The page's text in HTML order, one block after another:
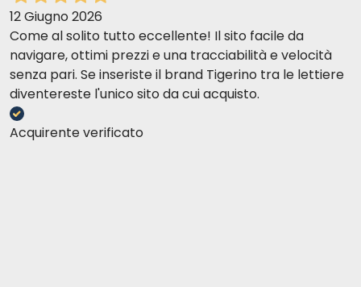
12 Giugno 2026
Come al solito tutto eccellente! Il sito facile da
navigare, ottimi prezzi e una tracciabilità e velocità
senza pari. Se inseriste il brand Tigerino tra le lettiere
diventereste l'unico sito da cui acquisto.
Acquirente verificato